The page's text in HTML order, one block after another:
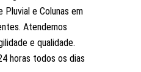
Pluvial e Colunas em
Atendemos
e qualidade.
horas todos os dias